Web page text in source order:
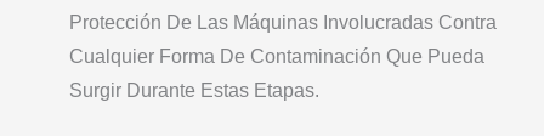
Protección De Las Máquinas Involucradas Contra
Cualquier Forma De Contaminación Que Pueda
Surgir Durante Estas Etapas.